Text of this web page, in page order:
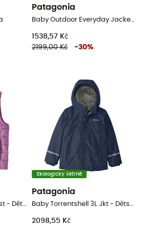
Patagonia
Baby Outdoor Everyday Jacket - Dětská nepromokavá bunda
1538,57 Kč
2199,00 Kč
-30%
Baby Down Sweater Vest - Dětská péřova bez rukávů
Ekologicky šetrné
Patagonia
Baby Torrentshell 3L Jkt - Dětská nepromokavá bunda
2098,55 Kč